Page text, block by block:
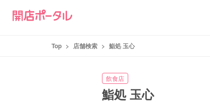
Top > 店舗検索 > 鮨処 玉心
飲食店
鮨処 玉心